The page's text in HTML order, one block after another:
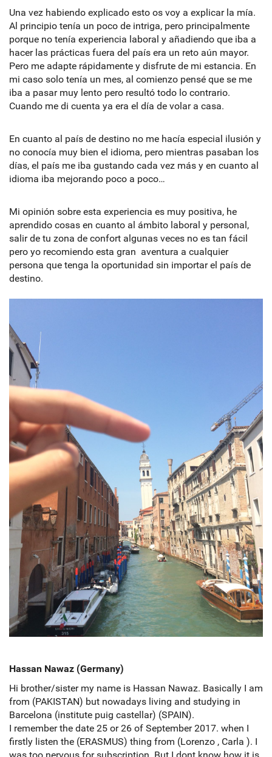
Una vez habiendo explicado esto os voy a explicar la mía.
Al principio tenía un poco de intriga, pero principalmente
porque no tenía experiencia laboral y añadiendo que iba a
hacer las prácticas fuera del país era un reto aún mayor.
Pero me adapte rápidamente y disfrute de mi estancia. En
mi caso solo tenía un mes, al comienzo pensé que se me
iba a pasar muy lento pero resultó todo lo contrario.
Cuando me di cuenta ya era el día de volar a casa.
En cuanto al país de destino no me hacía especial ilusión y
no conocía muy bien el idioma, pero mientras pasaban los
días, el país me iba gustando cada vez más y en cuanto al
idioma iba mejorando poco a poco…
Mi opinión sobre esta experiencia es muy positiva, he
aprendido cosas en cuanto al ámbito laboral y personal,
salir de tu zona de confort algunas veces no es tan fácil
pero yo recomiendo esta gran aventura a cualquier
persona que tenga la oportunidad sin importar el país de
destino.
Hassan Nawaz (Germany)
Hi brother/sister my name is Hassan Nawaz. Basically I am
from (PAKISTAN) but nowadays living and studying in
Barcelona (institute puig castellar) (SPAIN).
I remember the date 25 or 26 of September 2017. when I
firstly listen the (ERASMUS) thing from (Lorenzo , Carla ). I